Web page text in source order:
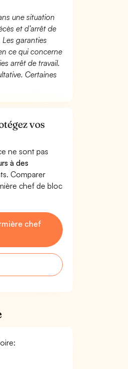
une situation
et d’arrêt de
garanties
ce qui concerne
arrêt de travail.
Certaines
vos
ne sont pas
à des
Comparer
chef de bloc
chef